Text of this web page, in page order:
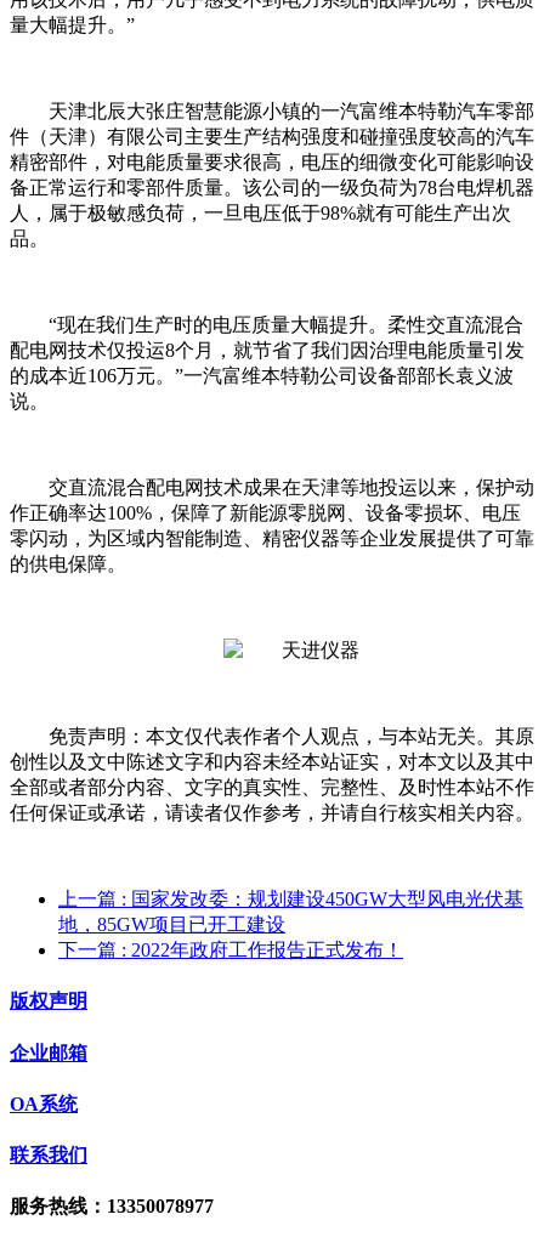
量大幅提升。”
天津北辰大张庄智慧能源小镇的一汽富维本特勒汽车零部
件（天津）有限公司主要生产结构强度和碰撞强度较高的汽车
精密部件，对电能质量要求很高，电压的细微变化可能影响设
备正常运行和零部件质量。该公司的一级负荷为78台电焊机器
人，属于极敏感负荷，一旦电压低于98%就有可能生产出次
品。
“现在我们生产时的电压质量大幅提升。柔性交直流混合
配电网技术仅投运8个月，就节省了我们因治理电能质量引发
的成本近106万元。”一汽富维本特勒公司设备部部长袁义波
说。
交直流混合配电网技术成果在天津等地投运以来，保护动
作正确率达100%，保障了新能源零脱网、设备零损坏、电压
零闪动，为区域内智能制造、精密仪器等企业发展提供了可靠
的供电保障。
免责声明：本文仅代表作者个人观点，与本站无关。其原
创性以及文中陈述文字和内容未经本站证实，对本文以及其中
全部或者部分内容、文字的真实性、完整性、及时性本站不作
任何保证或承诺，请读者仅作参考，并请自行核实相关内容。
上一篇 : 国家发改委：规划建设450GW大型风电光伏基
地，85GW项目已开工建设
下一篇 : 2022年政府工作报告正式发布！
版权声明
企业邮箱
OA系统
联系我们
服务热线：13350078977